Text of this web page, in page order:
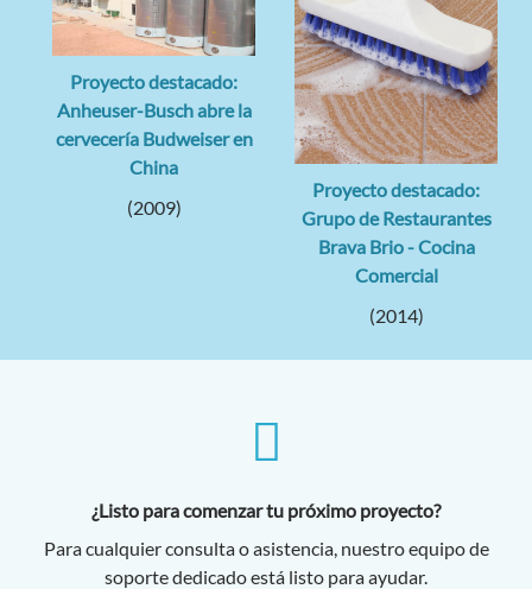
Proyecto destacado:
Anheuser-Busch abre la
cervecería Budweiser en
China
(2009)
Proyecto destacado:
Grupo de Restaurantes
Brava Brio - Cocina
Comercial
(2014)
¿Listo para comenzar tu próximo proyecto?
Para cualquier consulta o asistencia, nuestro equipo de
soporte dedicado está listo para ayudar.